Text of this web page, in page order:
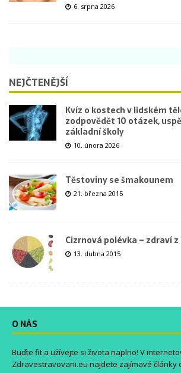
6. srpna 2026
NEJČTENĚJŠÍ
Kvíz o kostech v lidském
zodpovědět 10 otázek,
základní školy
10. února 2026
Těstoviny se šmakounem
21. března 2015
Cizrnová polévka – zdraví
13. dubna 2015
O NÁS
Buďte fit a užívejte si života naplno! V
Zdravestravovani.eu najdete zajímavé články